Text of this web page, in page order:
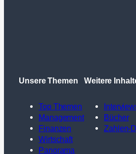
Unsere Themen
Top Themen
Management
Finanzen
Wirtschaft
Panorama
Weitere
Bücher
Zahlen-